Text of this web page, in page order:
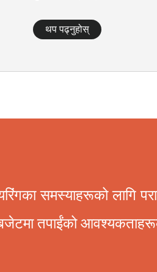
थप पढ्नुहोस्
समस्याहरूको लागि
बजेटमा तपाईंको